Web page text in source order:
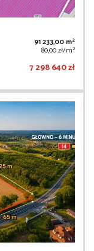
91 233,00 m2
80,00 zł/m2
7 298 640 zł